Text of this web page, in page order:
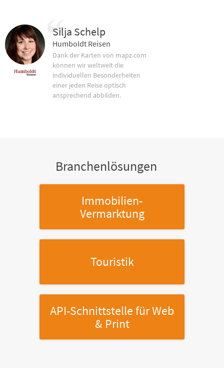
Silja Schelp
Humboldt Reisen
Dank der Karten von mapz.com
können wir weltweit die
individuellen Besonderheiten
einer jeden Reise optisch
ansprechend abbilden.
Branchenlösungen
Immobilien-
Vermarktung
Touristik
API-Schnittstellefür Web
& Print